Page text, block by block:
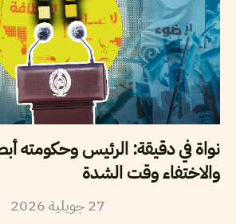
نواة في دقيقة: الرئيس وحكومته
والاختفاء وقت الشدة
27 جويلية2026